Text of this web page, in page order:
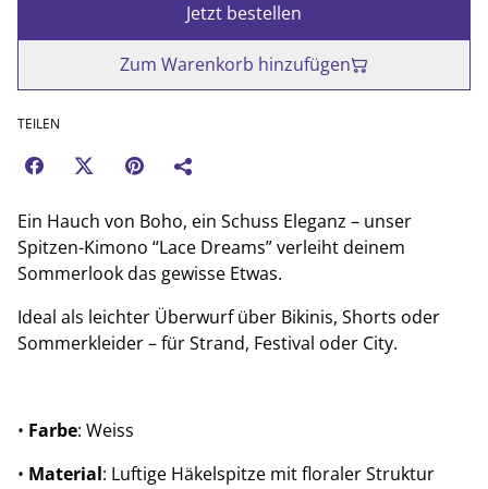
Jetzt bestellen
Zum Warenkorb hinzufügen
TEILEN
Ein Hauch von Boho, ein Schuss Eleganz – unser
Spitzen-Kimono “Lace Dreams” verleiht deinem
Sommerlook das gewisse Etwas.
Ideal als leichter Überwurf über Bikinis, Shorts oder
Sommerkleider – für Strand, Festival oder City.
• Farbe: Weiss
• Material: Luftige Häkelspitze mit floraler Struktur